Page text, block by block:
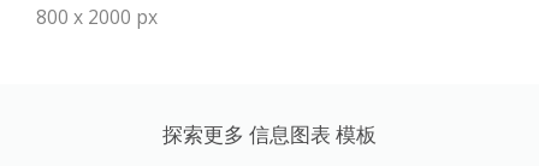
800 x 2000 px
探索更多 信息图表 模板